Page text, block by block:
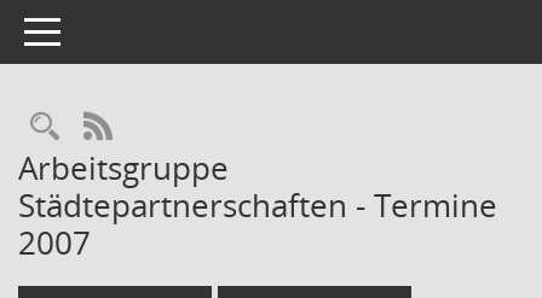
Toggle navigation
Rechercheauswahl
RSS-Feed
Arbeitsgruppe
Städtepartnerschaften - Termine
2007